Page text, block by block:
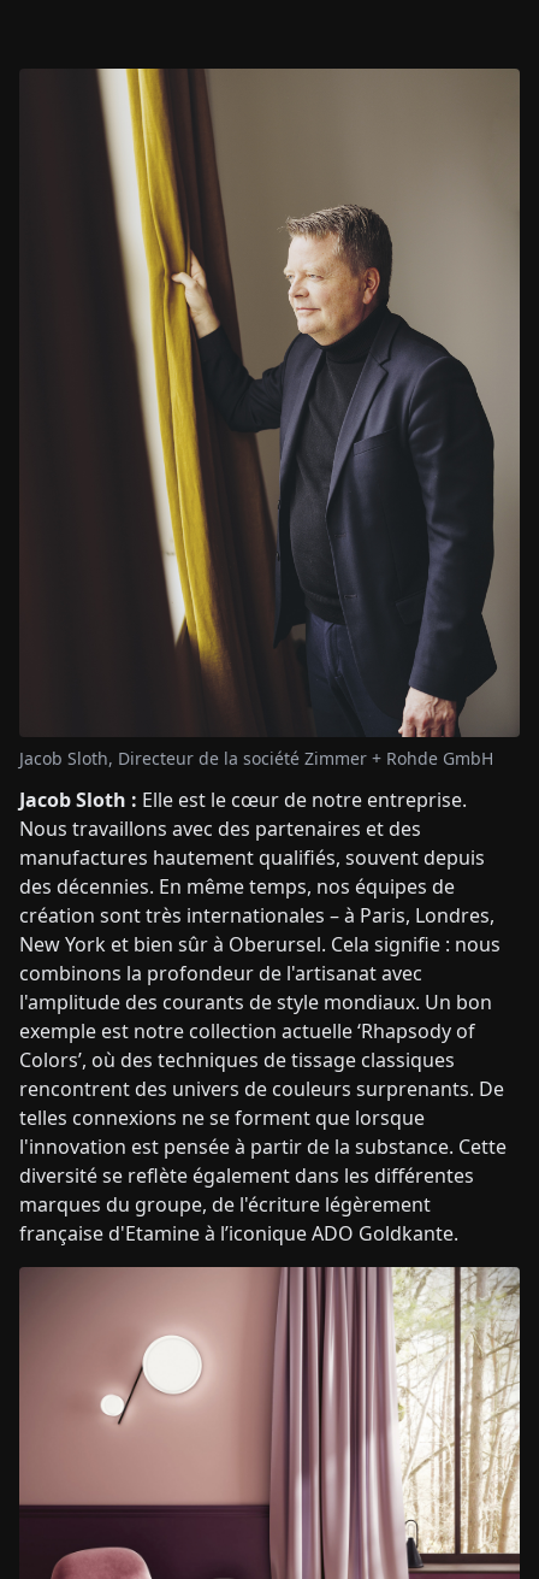
Jacob Sloth, Directeur de la société Zimmer + Rohde GmbH
Jacob Sloth : Elle est le cœur de notre entreprise.
Nous travaillons avec des partenaires et des
manufactures hautement qualifiés, souvent depuis
des décennies. En même temps, nos équipes de
création sont très internationales – à Paris, Londres,
New York et bien sûr à Oberursel. Cela signifie : nous
combinons la profondeur de l'artisanat avec
l'amplitude des courants de style mondiaux. Un bon
exemple est notre collection actuelle ‘Rhapsody of
Colors’, où des techniques de tissage classiques
rencontrent des univers de couleurs surprenants. De
telles connexions ne se forment que lorsque
l'innovation est pensée à partir de la substance. Cette
diversité se reflète également dans les différentes
marques du groupe, de l'écriture légèrement
française d'Etamine à l’iconique ADO Goldkante.